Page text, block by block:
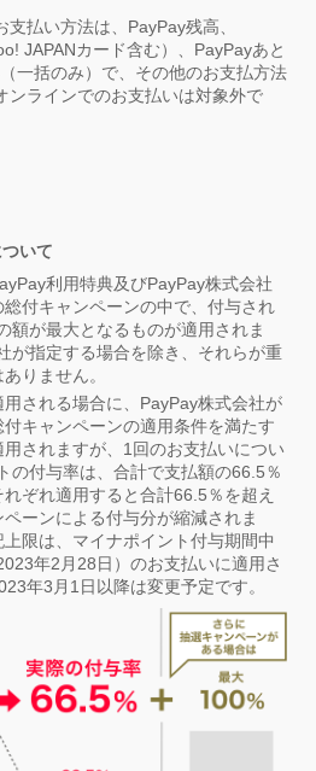
払い方法は、PayPay残高、
JAPANカード含む）、PayPayあと
一括のみ）で、その他のお支払方法
ンラインでのお支払いは対象外で
いて
利用特典及びPayPay株式会社
付キャンペーンの中で、付与され
額が最大となるものが適用されま
が指定する場合を除き、それらが重
りません。
される場合に、PayPay株式会社が
キャンペーンの適用条件を満たす
されますが、1回のお支払いについ
の付与率は、合計で支払額の66.5％
ぞれ適用すると合計66.5％を超え
ーンによる付与分が縮減されま
限は、マイナポイント付与期間中
年2月28日）のお支払いに適用さ
年3月1日以降は変更予定です。